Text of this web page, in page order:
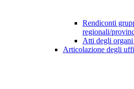
Rendiconti
regionali/
Atti degli
Articolazione degli